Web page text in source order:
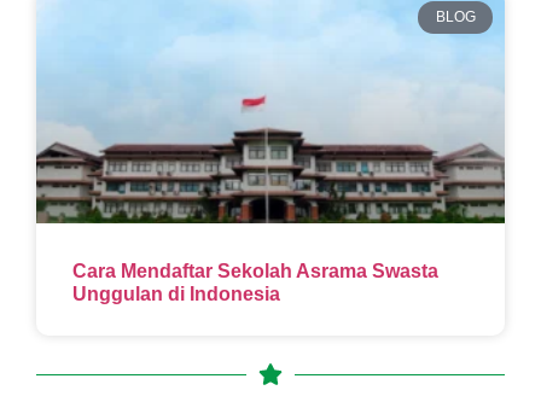
BLOG
Cara Mendaftar Sekolah Asrama Swasta
Unggulan di Indonesia